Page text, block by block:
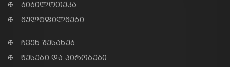
✠ ბიბილოთეკა
✠ მულტფილმები
✠ ჩვენ შესახებ
✠ წესები და პირობები